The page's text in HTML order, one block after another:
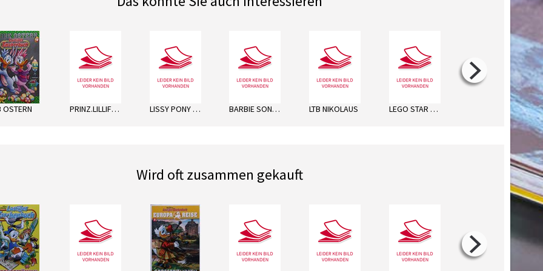
OSTERN PRINZ.LILLIFEE ZAUBER PACK LISSY PONY SH KRISTALLZAUBER BARBIE SONDERHEFT LTB NIKOLAUS LEGO STAR WARS-MÄCHT. ACT. WT LEGO MINECRAFT SPECIAL
next
Wird oft zusammen gekauft
next